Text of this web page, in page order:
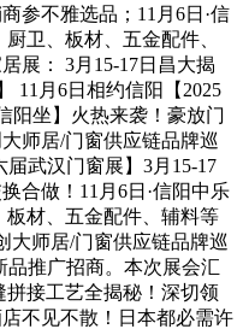
参不雅选品；11月6日·信
卫、板材、五金配件、
展： 3月15-17日昌大揭
月6日相约信阳【2025
阳坐】火热来袭！豪放门
师居/门窗供应链品牌巡
届武汉门窗展】3月15-17
合做！11月6日·信阳中乐
材、五金配件、辅料等
大师居/门窗供应链品牌巡
品推广招商。本次展会汇
接工艺全揭秘！深切领
不见不散！日本都必需许